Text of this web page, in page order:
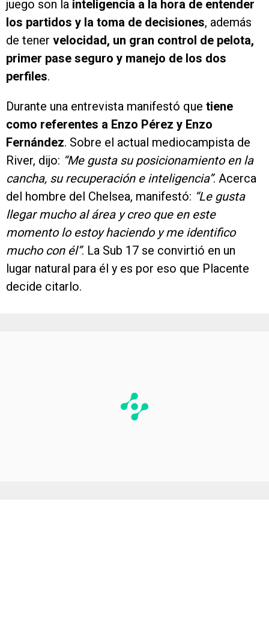
juego son la inteligencia a la hora de entender
los partidos y la toma de decisiones, además
de tener velocidad, un gran control de pelota,
primer pase seguro y manejo de los dos
perfiles.
Durante una entrevista manifestó que tiene
como referentes a Enzo Pérez y Enzo
Fernández. Sobre el actual mediocampista de
River, dijo: “Me gusta su posicionamiento en la
cancha, su recuperación e inteligencia”. Acerca
del hombre del Chelsea, manifestó: “Le gusta
llegar mucho al área y creo que en este
momento lo estoy haciendo y me identifico
mucho con él”. La Sub 17 se convirtió en un
lugar natural para él y es por eso que Placente
decide citarlo.